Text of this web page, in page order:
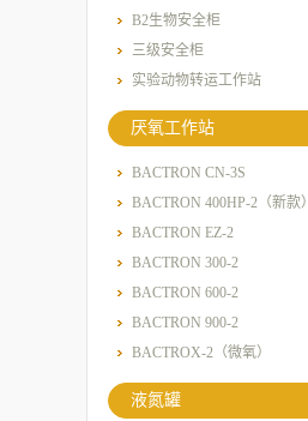
B2生物安全柜
三级安全柜
实验动物转运工作站
厌氧工作站
BACTRON CN-3S
BACTRON 400HP-2（新款）
BACTRON EZ-2
BACTRON 300-2
BACTRON 600-2
BACTRON 900-2
BACTROX-2（微氧）
液氮罐